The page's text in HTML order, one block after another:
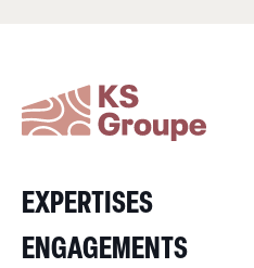
EXPERTISES
ENGAGEMENTS